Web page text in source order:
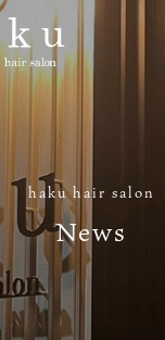
haku hair salon
News